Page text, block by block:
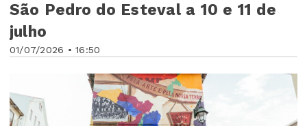
01/07/2026 • 16:50
São Pedro do Esteval a 10 e 11 de
julho